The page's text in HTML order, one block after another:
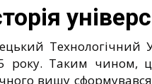
Технологічний
року. Таким чином,
вишу